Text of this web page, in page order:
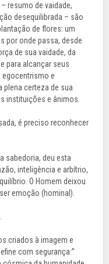
resumo de vaidade,
desequilibrada – são
de flores: um
por onde passa, desde
de sua vaidade, da
para alcançar seus
e
plena certeza de sua
instituições e ânimos.
é preciso reconhecer
sabedoria, deu esta
inteligência e arbítrio,
O Homem deixou
emoção (hominal).
criados à imagem e
com segurança:”